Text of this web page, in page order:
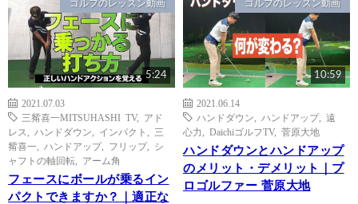
ゴルフのレッスン動画
5:24
2021.07.03
三觜喜一MITSUHASHI TV, アド
レス
ハンドダウン インパクト
三
觜喜一
ハンドアップ, フリップ, シ
ャフトの軸回転
アーム角
フェースにボールが乗るイン
パクトできますか？｜適正な
ゴルフのレッスン動画
10:59
2021.06.14
ハンドダウン
ハンドアップ, 遠
心力
DaichiゴルフTV, 菅原大地
ハンドダウンとハンドアップ
のメリット・デメリット｜プ
ロゴルファー 菅原大地